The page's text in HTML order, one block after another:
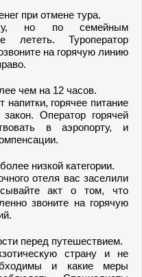
при отмене тура.
но по семейным
лететь. Туроператор
на горячую линию
чем на 12 часов.
напитки, горячее питание
Оператор горячей
в аэропорту, и
низкой категории.
отеля вас заселили
акт о том, что
звоните на горячую
перед путешествием.
страну и не
и какие меры